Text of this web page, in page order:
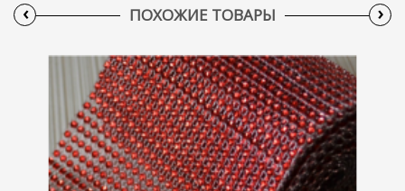
ПОХОЖИЕ ТОВАРЫ
‹ ›